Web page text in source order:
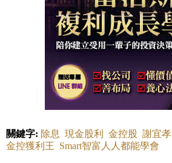
關鍵字: 除息 現金股利 金控股 謝宜孝
金控獲利王 Smart智富人人都能學會